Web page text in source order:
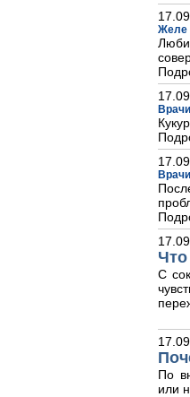
Желе
С
По
или